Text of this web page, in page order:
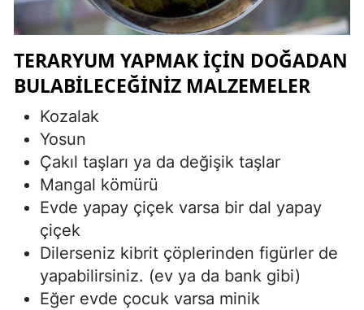
TERARYUM YAPMAK IÇIN DOĞADAN
BULABILECEĞINIZ MALZEMELER
Kozalak
Yosun
Çakıl taşları ya da değişik taşlar
Mangal kömürü
Evde yapay çiçek varsa bir dal yapay
çiçek
Dilerseniz kibrit çöplerinden figürler de
yapabilirsiniz. (ev ya da bank gibi)
Eğer evde çocuk varsa minik